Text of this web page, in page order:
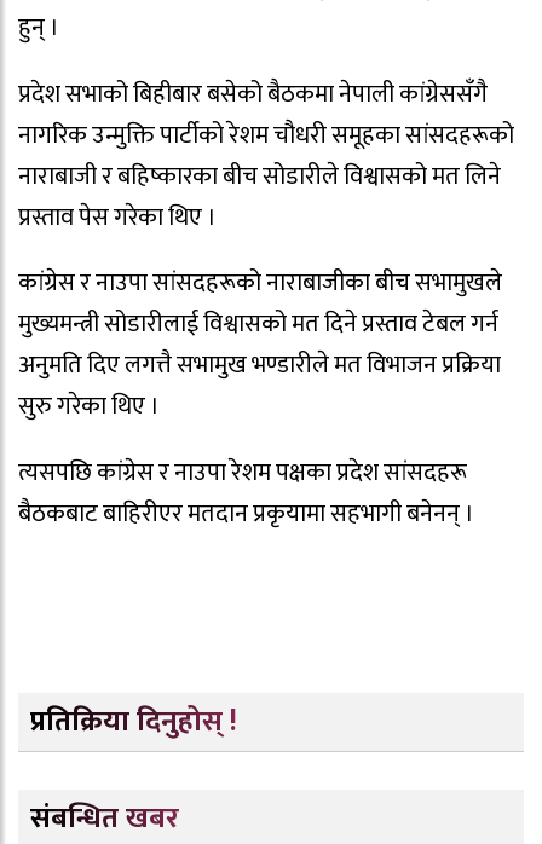
हुन् ।
प्रदेश सभाको बिहीबार बसेको बैठकमा नेपाली कांग्रेससँगै
नागरिक उन्मुक्ति पार्टीको रेशम चौधरी समूहका सांसदहरूको
नाराबाजी र बहिष्कारका बीच सोडारीले विश्वासको मत लिने
प्रस्ताव पेस गरेका थिए ।
कांग्रेस र नाउपा सांसदहरूको नाराबाजीका बीच सभामुखले
मुख्यमन्त्री सोडारीलाई विश्वासको मत दिने प्रस्ताव टेबल गर्न
अनुमति दिए लगत्तै सभामुख भण्डारीले मत विभाजन प्रक्रिया
सुरु गरेका थिए ।
त्यसपछि कांग्रेस र नाउपा रेशम पक्षका प्रदेश सांसदहरू
बैठकबाट बाहिरीएर मतदान प्रकृयामा सहभागी बनेनन् ।
प्रतिक्रिया दिनुहोस् !
संबन्धित खबर